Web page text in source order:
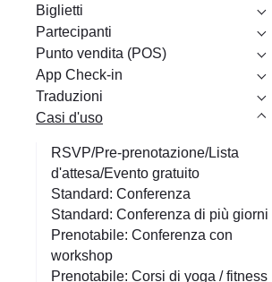
Biglietti
Partecipanti
Punto vendita (POS)
App Check-in
Traduzioni
Casi d'uso
RSVP/Pre-prenotazione/Lista
d'attesa/Evento gratuito
Standard: Conferenza
Standard: Conferenza di più giorni
Prenotabile: Conferenza con
workshop
Prenotabile: Corsi di yoga / fitness